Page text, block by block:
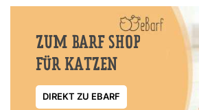
ZUM BARF SHOP
FÜR KATZEN
DIREKT ZU EBARF